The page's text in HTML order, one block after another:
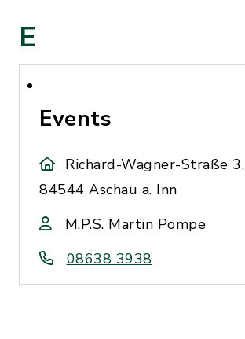
E
Events
Richard-Wagner-Straße 3,
84544 Aschau a. Inn
M.P.S. Martin Pompe
08638 3938